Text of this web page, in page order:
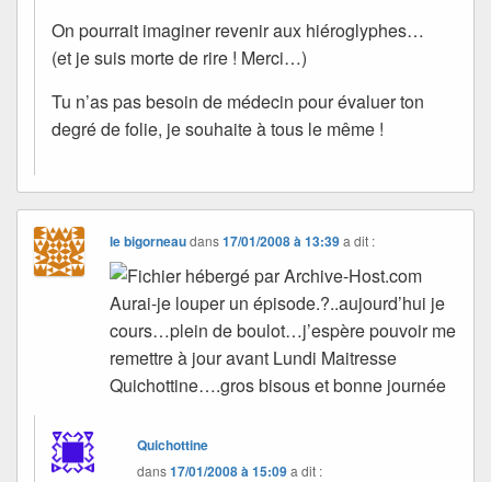
On pourrait imaginer revenir aux hiéroglyphes…
(et je suis morte de rire ! Merci…)
Tu n’as pas besoin de médecin pour évaluer ton
degré de folie, je souhaite à tous le même !
le bigorneaudans17/01/2008 à 13:39 a dit :
Aurai-je louper un épisode.?..aujourd’hui je
cours…plein de boulot…j’espère pouvoir me
remettre à jour avant Lundi Maitresse
Quichottine….gros bisous et bonne journée
Quichottine
dans17/01/2008 à 15:09a dit :